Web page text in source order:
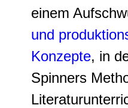
einem
und
Konzepte, in
Spinners